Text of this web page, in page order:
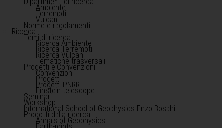
Ambiente
Terremoti
Vulcani
Norme e regolamenti
Ricerca
Temi di ricerca
Ricerca Ambiente
Ricerca Terremoti
Ricerca Vulcani
Tematiche trasversali
Progetti e Convenzioni
Convenzioni
Progetti
Progetti PNRR
Einstein telescope
Seminari
Workshop
International School of Geophysics Enzo Boschi
Prodotti della ricerca
Annals of Geophysics
Earth-prints